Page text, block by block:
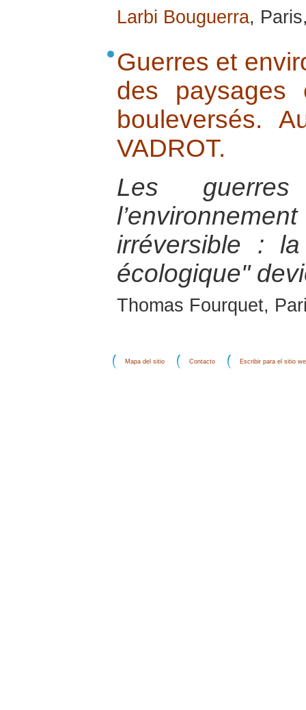
Larbi Bouguerra,
Guerres et
des paysages
bouleversés.
VADROT.
Les
irréversible :
écologique"
Thomas Fourquet,
Mapa del sitio Contacto Escribir para el sitio